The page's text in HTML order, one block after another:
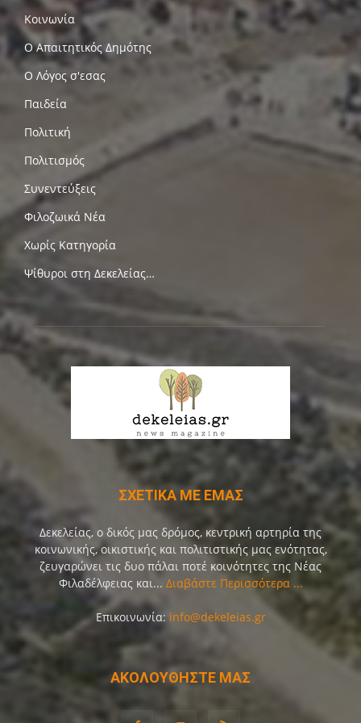
Κοινωνία
Ο Απαιτητικός Δημότης
Ο Λόγος σ'εσας
Παιδεία
Πολιτική
Πολιτισμός
Συνεντεύξεις
Φιλοζωικά Νέα
Χωρίς Κατηγορία
Ψίθυροι στη Δεκελείας…
ΣΧΕΤΙΚΑ ΜΕ ΕΜΑΣ
Δεκελείας, ο δικός μας δρόμος, κεντρική αρτηρία της
κοινωνικής, οικιστικής και πολιτιστικής μας ενότητας,
ζευγαρώνει τις δυο πάλαι ποτέ κοινότητες της Νέας
Φιλαδέλφειας και... Διαβάστε Περισσότερα ...
Επικοινωνία: info@dekeleias.gr
ΑΚΟΛΟΥΘΗΣΤΕ ΜΑΣ